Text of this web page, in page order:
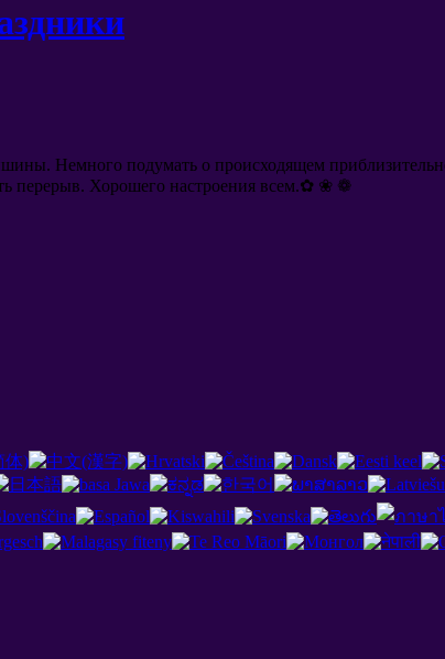
. Немного подумать о происходящем
перерыв. Хорошего настроения всем.✿ ❀ ❁